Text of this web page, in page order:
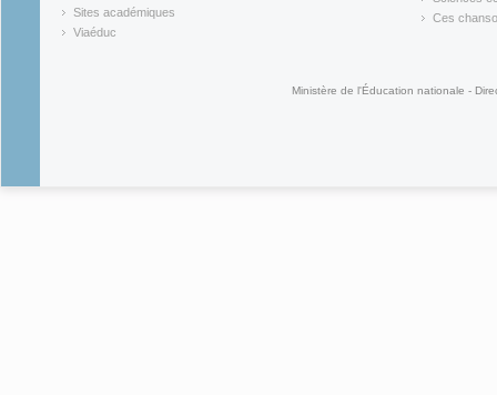
(link is external)
Sites académiques
(link is external)
Viaéduc
(link is
Ces
Ministère de l'Éducation nationale -